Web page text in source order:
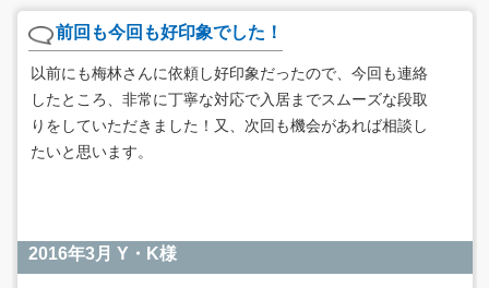
2016年3月 Y・K様
前回も今回も好印象でした！
以前にも梅林さんに依頼し好印象だったので、今回も連絡
したところ、非常に丁寧な対応で入居までスムーズな段取
りをしていただきました！又、次回も機会があれば相談し
たいと思います。